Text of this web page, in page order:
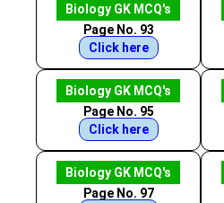
Biology GK MCQ's
Page No. 93
Click here
Biology GK MCQ's
Page No. 95
Click here
Biology GK MCQ's
Page No. 97